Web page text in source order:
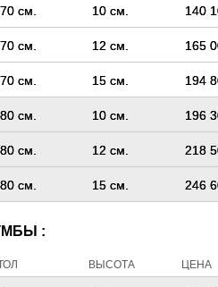
см. 10 см. 140
см. 12 см. 165
см. 15 см. 194
см. 10 см. 196
см. 12 см. 218
см. 15 см. 246
:
ВЫСОТА ЦЕНА